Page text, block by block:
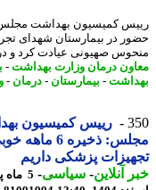
کمیسیون بهداشت مجلس با
در بیمارستان شهدای تجریش
صهیونی عیادت کرد و در
درمان وزارت بهداشت -
-بیمارستان-درمان -
رییس کمیسیون
مجلس: ذخیره 6 ماهه
پزشکی داریم
آنلاین-سیاسی-